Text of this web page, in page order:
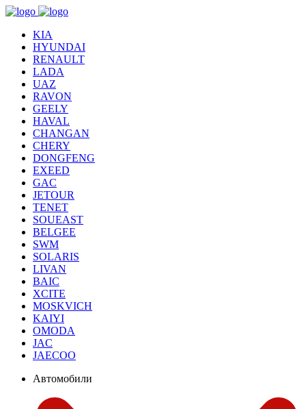
KIA
HYUNDAI
RENAULT
LADA
UAZ
RAVON
GEELY
HAVAL
CHANGAN
CHERY
DONGFENG
EXEED
GAC
JETOUR
TENET
SOUEAST
BELGEE
SWM
SOLARIS
LIVAN
BAIC
XCITE
MOSKVICH
KAIYI
OMODA
JAC
JAECOO
Автомобили